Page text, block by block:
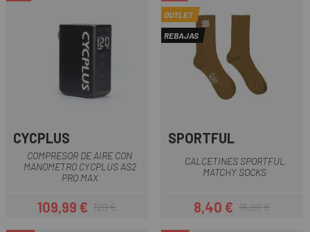
CYCPLUS
COMPRESOR DE AIRE CON
MANOMETRO CYCPLUS AS2
PRO MAX
Precio
109,99 €Precio regular
129 €
OUTLET
REBAJAS
SPORTFUL
CALCETINES SPORTFUL
MATCHY SOCKS
Precio
8,40 €Precio regular
16,90 €